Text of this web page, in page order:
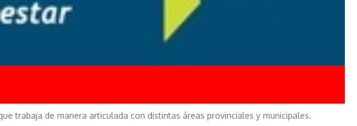
trabaja de manera articulada con distintas áreas provinciales y municipales.